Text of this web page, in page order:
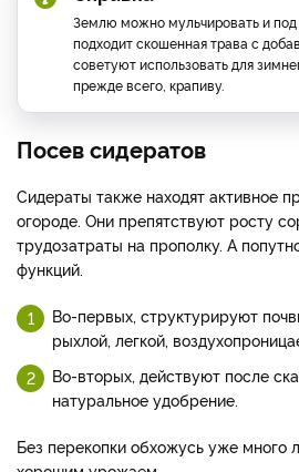
Землю можно мульчировать и под
подходит скошенная трава с
советуют использовать для
прежде всего, крапиву.
Посев сидератов
Сидераты также находят активное
огороде. Они препятствуют росту
трудозатраты на прополку. А
функций.
Во-первых, структурируют
рыхлой, легкой,
Во-вторых, действуют после
натуральное удобрение.
Без перекопки обхожусь уже много